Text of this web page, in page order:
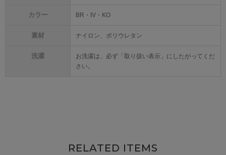
カラー BR・IV・KO
素材 ナイロン、ポリウレタン
洗濯
お洗濯は、必ず「取り扱い表示」にしたがってくだ
さい。
RELATED ITEMS